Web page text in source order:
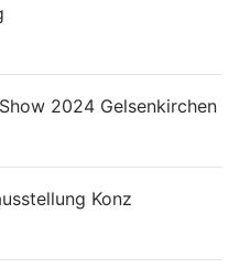
2024 Gelsenkirchen
Konz